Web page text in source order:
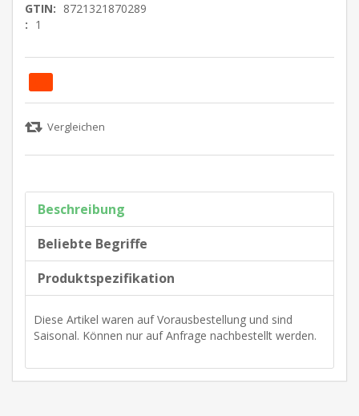
GTIN: 8721321870289
: 1
Beschreibung
Beliebte Begriffe
Produktspezifikation
Diese Artikel waren auf Vorausbestellung und sind
Saisonal. Können nur auf Anfrage nachbestellt werden.